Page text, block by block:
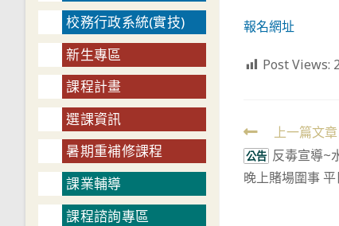
報名網址
Post Views:
Read
more
articles
上一篇文章
公告 反毒宣導~
晚上賭場圍事
校務行政系統(實技)
新生專區
課程計畫
選課資訊
暑期重補修課程
課業輔導
課程諮詢專區